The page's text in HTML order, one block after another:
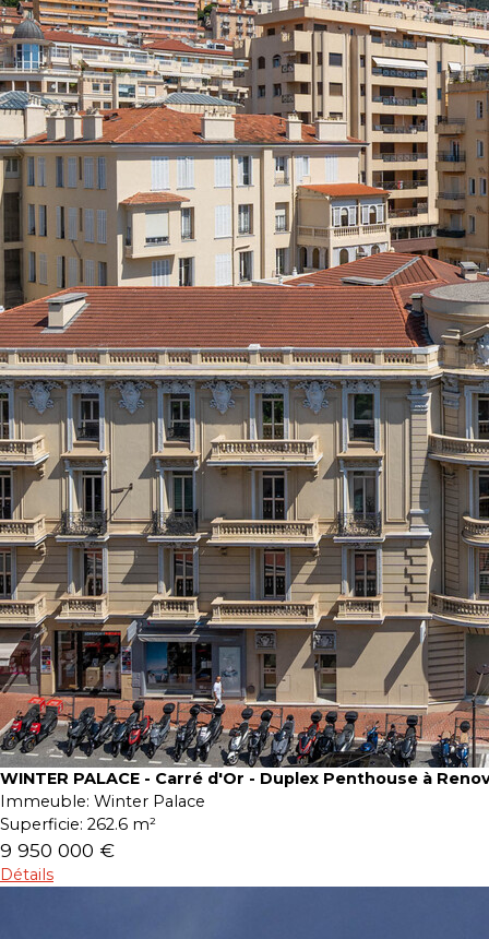
WINTER PALACE - Carré d'Or - Duplex Penthouse à
Immeuble: Winter Palace
Superficie: 262.6 m²
9 950 000 €
Détails